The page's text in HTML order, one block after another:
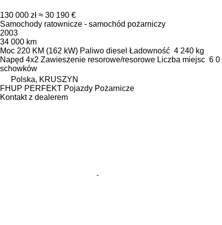
130 000 zł ≈ 30 190 €
Samochody ratownicze - samochód pożarniczy
2003
34 000 km
Moc 220 KM (162 kW) Paliwo diesel Ładowność 4 240 kg
Napęd 4x2 Zawieszenie resorowe/resorowe Liczba miejsc 6 0
schowków
Polska, KRUSZYN
FHUP PERFEKT Pojazdy Pożarnicze
Kontakt z dealerem